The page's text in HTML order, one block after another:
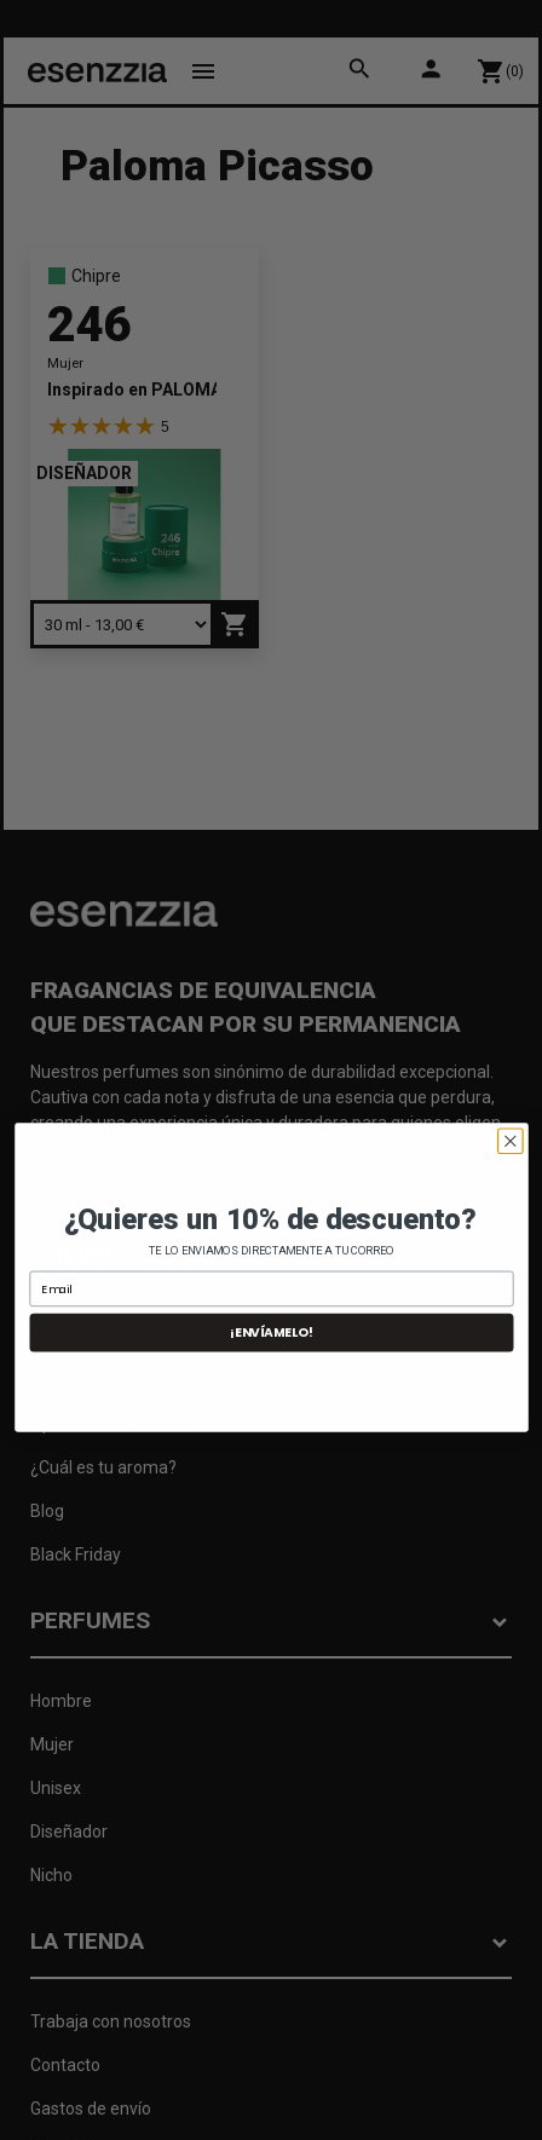
menu search person shopping_cart (0)
Paloma Picasso
Chipre
246
Mujer
Inspirado en PALOMA PICASSO
5
DISEÑADOR
shopping_cart
FRAGANCIAS DE EQUIVALENCIA
QUE DESTACAN POR SU PERMANENCIA
Nuestros perfumes son sinónimo de durabilidad excepcional.
Cautiva con cada nota y disfruta de una esencia que perdura,
creando una experiencia única y duradera para quienes eligen
COMPRA ONLINE
¿Cuál es tu aroma?
Blog
Black Friday
PERFUMES
Hombre
Mujer
Unisex
Diseñador
Nicho
LA TIENDA
Trabaja con nosotros
Contacto
Gastos de envío
¿Quieres un 10% de descuento?
TE LO ENVIAMOS DIRECTAMENTE A TU CORREO
¡ENVÍAMELO!